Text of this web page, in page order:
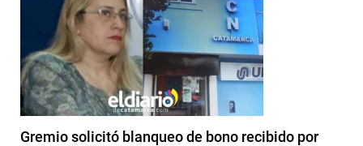
Gremio solicitó blanqueo de bono recibido por